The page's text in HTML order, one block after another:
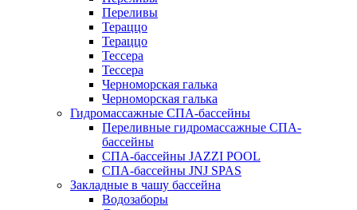
Переливы
Тераццо
Тераццо
Тессера
Тессера
Черноморская галька
Черноморская галька
Гидромассажные СПА-бассейны
Переливные гидромассажные СПА-
бассейны
СПА-бассейны JAZZI POOL
СПА-бассейны JNJ SPAS
Закладные в чашу бассейна
Водозаборы